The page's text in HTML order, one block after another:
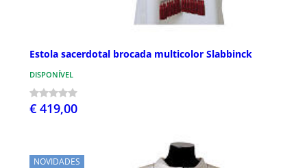
Estola sacerdotal brocada multicolor Slabbinck
DISPONÍVEL
€ 419,00
NOVIDADES